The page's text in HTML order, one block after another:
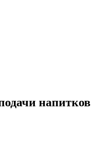
напитков